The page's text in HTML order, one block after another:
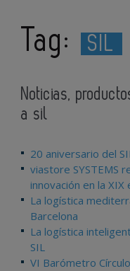
Tag: SIL
Noticias,
a sil
20 aniversario del
viastore SYSTEMS
innovación en la
La logística
Barcelona
La logística
SIL
VI Barómetro